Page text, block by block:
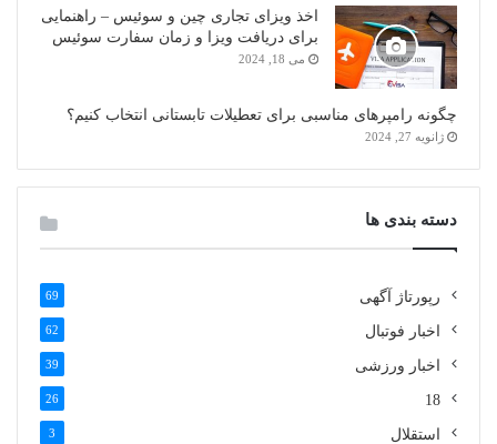
اخذ ویزای تجاری چین و سوئیس – راهنمایی
برای دریافت ویزا و زمان سفارت سوئیس
می 18, 2024
چگونه رامپرهای مناسبی برای تعطیلات تابستانی انتخاب کنیم؟
ژانویه 27, 2024
دسته بندی ها
رپورتاژ آگهی 69
اخبار فوتبال 62
اخبار ورزشی 39
18
26
استقلال 3